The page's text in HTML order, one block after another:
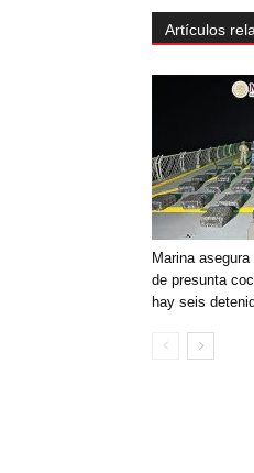
Artículos
Marina
de presunta
hay seis